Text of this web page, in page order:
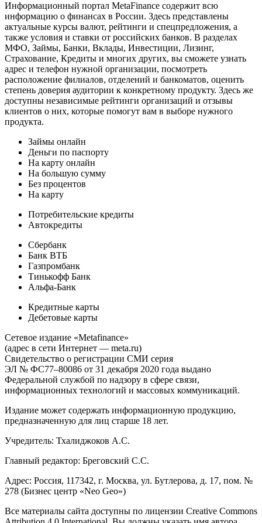
Информационный портал MetaFinance содержит всю
информацию о финансах в России. Здесь представлены
актуальные курсы валют, рейтинги и спецпредложения, а
также условия и ставки от российских банков. В разделах
МФО, Займы, Банки, Вклады, Инвестиции, Лизинг,
Страхование, Кредиты и многих других, вы сможете узнать
адрес и телефон нужной организации, посмотреть
расположение филиалов, отделений и банкоматов, оценить
степень доверия аудитории к конкретному продукту. Здесь же
доступны независимые рейтинги организаций и отзывы
клиентов о них, которые помогут вам в выборе нужного
продукта.
Займы онлайн
Деньги по паспорту
На карту онлайн
На большую сумму
Без процентов
На карту
Потребительские кредиты
Автокредиты
Сбербанк
Банк ВТБ
Газпромбанк
Тинькофф Банк
Альфа-Банк
Кредитные карты
Дебетовые карты
Сетевое издание «Metafinance»
(адрес в сети Интернет — meta.ru)
Свидетельство о регистрации СМИ серия
ЭЛ № ФС77–80086 от 31 декабря 2020 года выдано
Федеральной службой по надзору в сфере связи,
информационных технологий и массовых коммуникаций.
Издание может содержать информационную продукцию,
предназначенную для лиц старше 18 лет.
Учредитель: Тхалиджоков А.С.
Главный редактор: Бреговский С.С.
Адрес: Россия, 117342, г. Москва, ул. Бутлерова, д. 17, пом. №
278 (Бизнес центр «Neo Geo»)
Все материалы сайта доступны по лицензии Creative Commons